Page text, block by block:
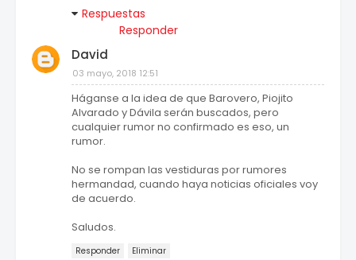
Respuestas
Responder
David
03 mayo, 2018 12:51
Háganse a la idea de que Barovero, Piojito
Alvarado y Dávila serán buscados, pero
cualquier rumor no confirmado es eso, un
rumor.
No se rompan las vestiduras por rumores
hermandad, cuando haya noticias oficiales voy
de acuerdo.
Saludos.
Responder Eliminar